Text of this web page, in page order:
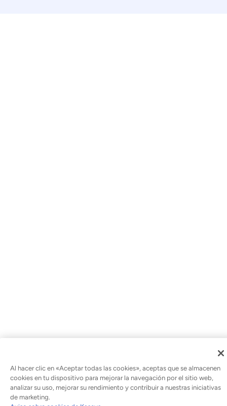
Al hacer clic en «Aceptar todas las cookies», aceptas que se almacenen
cookies en tu dispositivo para mejorar la navegación por el sitio web,
analizar su uso, mejorar su rendimiento y contribuir a nuestras iniciativas
de marketing.